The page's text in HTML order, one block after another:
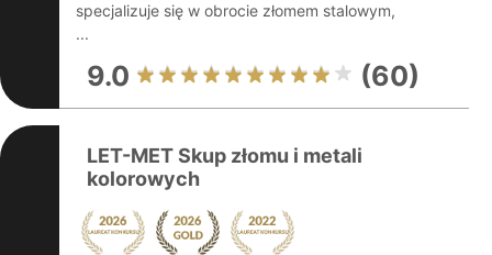
specjalizuje się w obrocie złomem stalowym,
...
9.0 (60)
LET-MET Skup złomu i metali
kolorowych